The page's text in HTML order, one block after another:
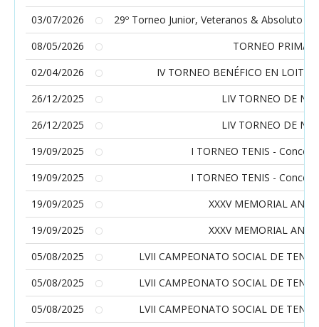
03/07/2026
29º Torneo Junior, Veteranos & Absoluto
08/05/2026
TORNEO
02/04/2026
IV TORNEO BENÉFICO EN LOITA
26/12/2025
LIV TORNEO DE
26/12/2025
LIV TORNEO DE
19/09/2025
I TORNEO TENIS -
19/09/2025
I TORNEO TENIS -
19/09/2025
XXXV MEMORIAL
19/09/2025
XXXV MEMORIAL
05/08/2025
LVII CAMPEONATO SOCIAL DE
05/08/2025
LVII CAMPEONATO SOCIAL DE
05/08/2025
LVII CAMPEONATO SOCIAL DE